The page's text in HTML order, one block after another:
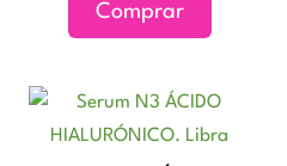
Comprar
Rango